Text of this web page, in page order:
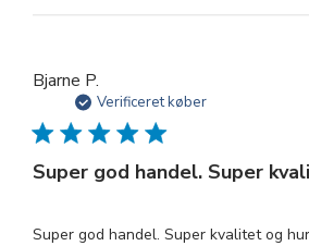
Bjarne P.
Verificeret køber
Super god handel. Super
Super god handel. Super kvalitet og